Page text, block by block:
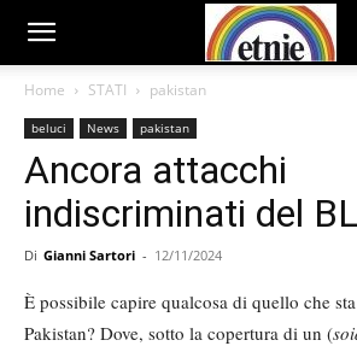
Home STATI pakistan
beluci News pakistan
Ancora attacchi
indiscriminati del
Di Gianni Sartori - 12/11/2024
È possibile capire qualcosa di quello che
Pakistan? Dove, sotto la copertura di un (